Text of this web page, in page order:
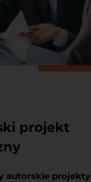
projekt
autorskie projekty